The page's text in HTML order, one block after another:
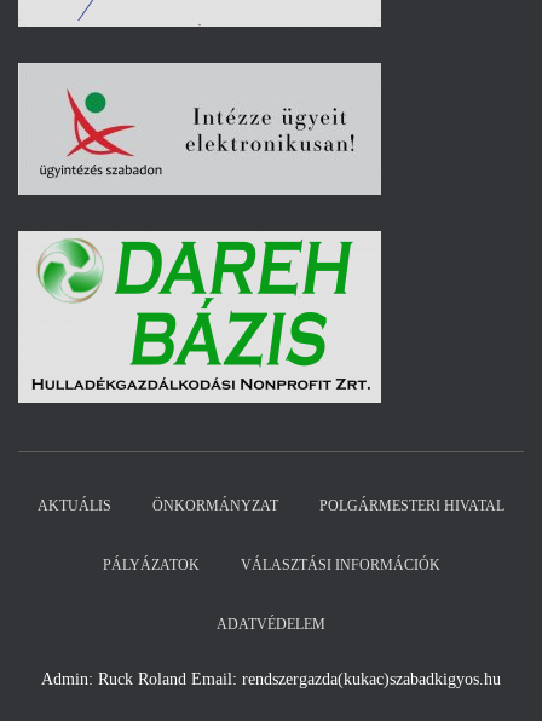
AKTUÁLIS ÖNKORMÁNYZAT POLGÁRMESTERI HIVATAL
PÁLYÁZATOK VÁLASZTÁSI INFORMÁCIÓK
ADATVÉDELEM
Admin: Ruck Roland Email: rendszergazda(kukac)szabadkigyos.hu